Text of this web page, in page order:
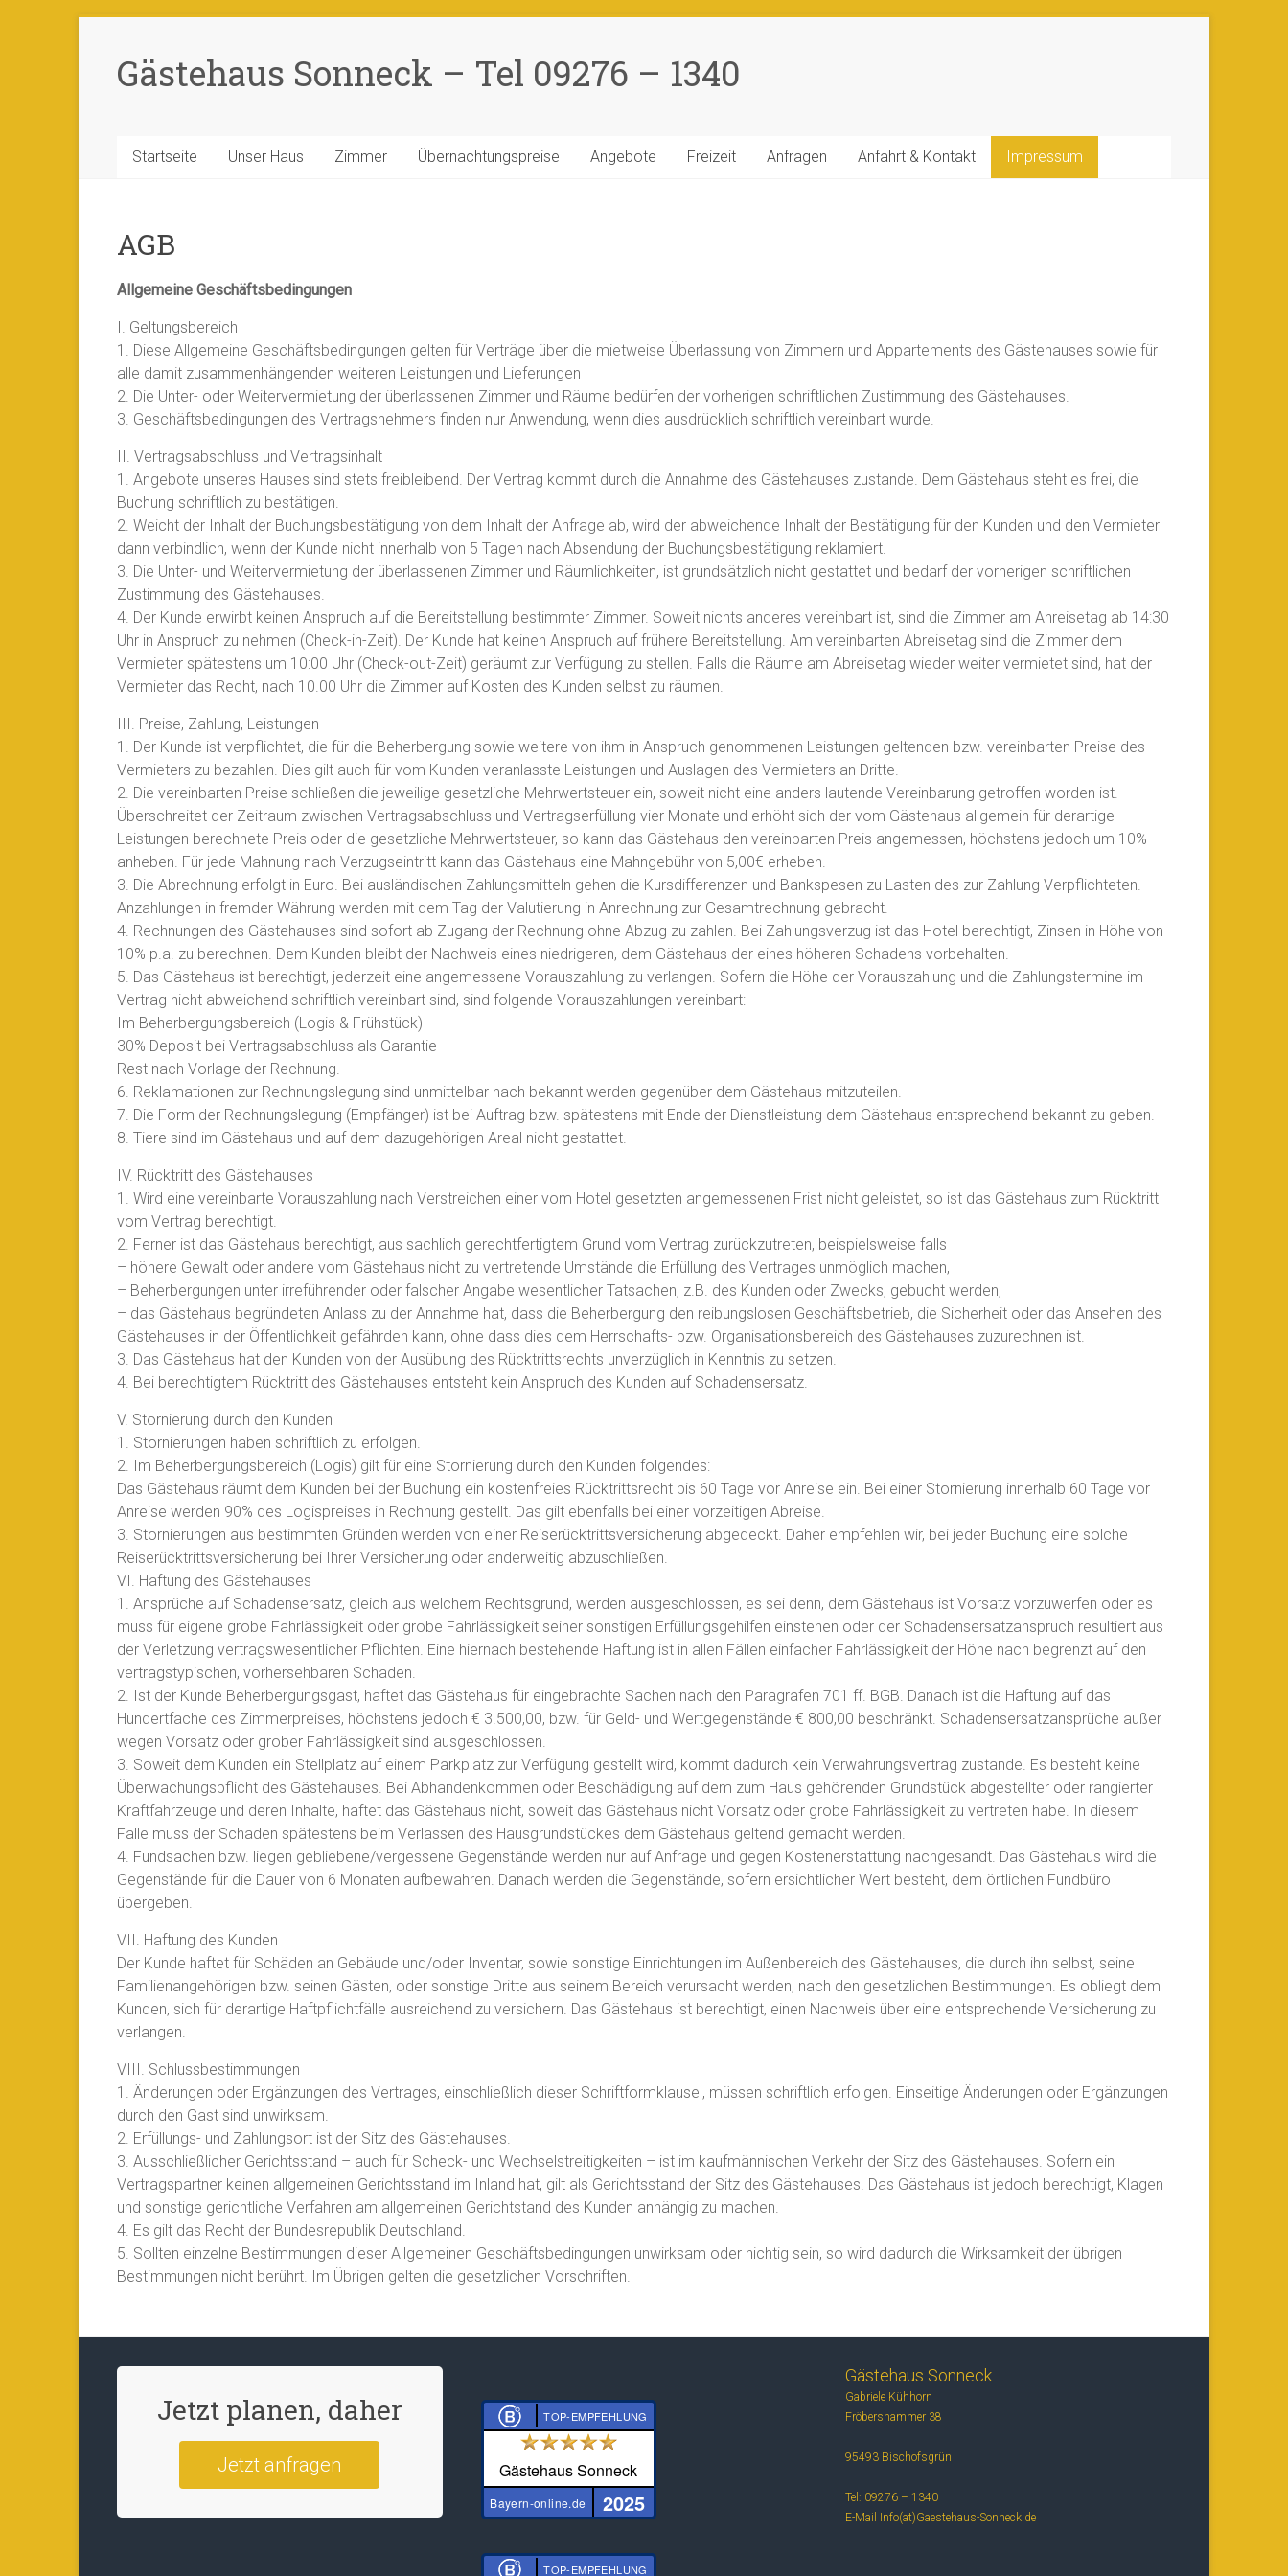
springenGästehaus Sonneck – Tel 09276 – 1340
Startseite Unser Haus Zimmer Übernachtungspreise Angebote Freizeit Anfragen Anfahrt & Kontakt Impressum
AGB
Allgemeine Geschäftsbedingungen
I. Geltungsbereich
1. Diese Allgemeine Geschäftsbedingungen gelten für Verträge über die mietweise Überlassung von Zimmern und Appartements des Gästehauses sowie für
alle damit zusammenhängenden weiteren Leistungen und Lieferungen
2. Die Unter- oder Weitervermietung der überlassenen Zimmer und Räume bedürfen der vorherigen schriftlichen Zustimmung des Gästehauses.
3. Geschäftsbedingungen des Vertragsnehmers finden nur Anwendung, wenn dies ausdrücklich schriftlich vereinbart wurde.
II. Vertragsabschluss und Vertragsinhalt
1. Angebote unseres Hauses sind stets freibleibend. Der Vertrag kommt durch die Annahme des Gästehauses zustande. Dem Gästehaus steht es frei, die
Buchung schriftlich zu bestätigen.
2. Weicht der Inhalt der Buchungsbestätigung von dem Inhalt der Anfrage ab, wird der abweichende Inhalt der Bestätigung für den Kunden und den Vermieter
dann verbindlich, wenn der Kunde nicht innerhalb von 5 Tagen nach Absendung der Buchungsbestätigung reklamiert.
3. Die Unter- und Weitervermietung der überlassenen Zimmer und Räumlichkeiten, ist grundsätzlich nicht gestattet und bedarf der vorherigen schriftlichen
Zustimmung des Gästehauses.
4. Der Kunde erwirbt keinen Anspruch auf die Bereitstellung bestimmter Zimmer. Soweit nichts anderes vereinbart ist, sind die Zimmer am Anreisetag ab 14:30
Uhr in Anspruch zu nehmen (Check-in-Zeit). Der Kunde hat keinen Anspruch auf frühere Bereitstellung. Am vereinbarten Abreisetag sind die Zimmer dem
Vermieter spätestens um 10:00 Uhr (Check-out-Zeit) geräumt zur Verfügung zu stellen. Falls die Räume am Abreisetag wieder weiter vermietet sind, hat der
Vermieter das Recht, nach 10.00 Uhr die Zimmer auf Kosten des Kunden selbst zu räumen.
III. Preise, Zahlung, Leistungen
1. Der Kunde ist verpflichtet, die für die Beherbergung sowie weitere von ihm in Anspruch genommenen Leistungen geltenden bzw. vereinbarten Preise des
Vermieters zu bezahlen. Dies gilt auch für vom Kunden veranlasste Leistungen und Auslagen des Vermieters an Dritte.
2. Die vereinbarten Preise schließen die jeweilige gesetzliche Mehrwertsteuer ein, soweit nicht eine anders lautende Vereinbarung getroffen worden ist.
Überschreitet der Zeitraum zwischen Vertragsabschluss und Vertragserfüllung vier Monate und erhöht sich der vom Gästehaus allgemein für derartige
Leistungen berechnete Preis oder die gesetzliche Mehrwertsteuer, so kann das Gästehaus den vereinbarten Preis angemessen, höchstens jedoch um 10%
anheben. Für jede Mahnung nach Verzugseintritt kann das Gästehaus eine Mahngebühr von 5,00€ erheben.
3. Die Abrechnung erfolgt in Euro. Bei ausländischen Zahlungsmitteln gehen die Kursdifferenzen und Bankspesen zu Lasten des zur Zahlung Verpflichteten.
Anzahlungen in fremder Währung werden mit dem Tag der Valutierung in Anrechnung zur Gesamtrechnung gebracht.
4. Rechnungen des Gästehauses sind sofort ab Zugang der Rechnung ohne Abzug zu zahlen. Bei Zahlungsverzug ist das Hotel berechtigt, Zinsen in Höhe von
10% p.a. zu berechnen. Dem Kunden bleibt der Nachweis eines niedrigeren, dem Gästehaus der eines höheren Schadens vorbehalten.
5. Das Gästehaus ist berechtigt, jederzeit eine angemessene Vorauszahlung zu verlangen. Sofern die Höhe der Vorauszahlung und die Zahlungstermine im
Vertrag nicht abweichend schriftlich vereinbart sind, sind folgende Vorauszahlungen vereinbart:
Im Beherbergungsbereich (Logis & Frühstück)
30% Deposit bei Vertragsabschluss als Garantie
Rest nach Vorlage der Rechnung.
6. Reklamationen zur Rechnungslegung sind unmittelbar nach bekannt werden gegenüber dem Gästehaus mitzuteilen.
7. Die Form der Rechnungslegung (Empfänger) ist bei Auftrag bzw. spätestens mit Ende der Dienstleistung dem Gästehaus entsprechend bekannt zu geben.
8. Tiere sind im Gästehaus und auf dem dazugehörigen Areal nicht gestattet.
IV. Rücktritt des Gästehauses
1. Wird eine vereinbarte Vorauszahlung nach Verstreichen einer vom Hotel gesetzten angemessenen Frist nicht geleistet, so ist das Gästehaus zum Rücktritt
vom Vertrag berechtigt.
2. Ferner ist das Gästehaus berechtigt, aus sachlich gerechtfertigtem Grund vom Vertrag zurückzutreten, beispielsweise falls
– höhere Gewalt oder andere vom Gästehaus nicht zu vertretende Umstände die Erfüllung des Vertrages unmöglich machen,
– Beherbergungen unter irreführender oder falscher Angabe wesentlicher Tatsachen, z.B. des Kunden oder Zwecks, gebucht werden,
– das Gästehaus begründeten Anlass zu der Annahme hat, dass die Beherbergung den reibungslosen Geschäftsbetrieb, die Sicherheit oder das Ansehen des
Gästehauses in der Öffentlichkeit gefährden kann, ohne dass dies dem Herrschafts- bzw. Organisationsbereich des Gästehauses zuzurechnen ist.
3. Das Gästehaus hat den Kunden von der Ausübung des Rücktrittsrechts unverzüglich in Kenntnis zu setzen.
4. Bei berechtigtem Rücktritt des Gästehauses entsteht kein Anspruch des Kunden auf Schadensersatz.
V. Stornierung durch den Kunden
1. Stornierungen haben schriftlich zu erfolgen.
2. Im Beherbergungsbereich (Logis) gilt für eine Stornierung durch den Kunden folgendes:
Das Gästehaus räumt dem Kunden bei der Buchung ein kostenfreies Rücktrittsrecht bis 60 Tage vor Anreise ein. Bei einer Stornierung innerhalb 60 Tage vor
Anreise werden 90% des Logispreises in Rechnung gestellt. Das gilt ebenfalls bei einer vorzeitigen Abreise.
3. Stornierungen aus bestimmten Gründen werden von einer Reiserücktrittsversicherung abgedeckt. Daher empfehlen wir, bei jeder Buchung eine solche
Reiserücktrittsversicherung bei Ihrer Versicherung oder anderweitig abzuschließen.
VI. Haftung des Gästehauses
1. Ansprüche auf Schadensersatz, gleich aus welchem Rechtsgrund, werden ausgeschlossen, es sei denn, dem Gästehaus ist Vorsatz vorzuwerfen oder es
muss für eigene grobe Fahrlässigkeit oder grobe Fahrlässigkeit seiner sonstigen Erfüllungsgehilfen einstehen oder der Schadensersatzanspruch resultiert aus
der Verletzung vertragswesentlicher Pflichten. Eine hiernach bestehende Haftung ist in allen Fällen einfacher Fahrlässigkeit der Höhe nach begrenzt auf den
vertragstypischen, vorhersehbaren Schaden.
2. Ist der Kunde Beherbergungsgast, haftet das Gästehaus für eingebrachte Sachen nach den Paragrafen 701 ff. BGB. Danach ist die Haftung auf das
Hundertfache des Zimmerpreises, höchstens jedoch € 3.500,00, bzw. für Geld- und Wertgegenstände € 800,00 beschränkt. Schadensersatzansprüche außer
wegen Vorsatz oder grober Fahrlässigkeit sind ausgeschlossen.
3. Soweit dem Kunden ein Stellplatz auf einem Parkplatz zur Verfügung gestellt wird, kommt dadurch kein Verwahrungsvertrag zustande. Es besteht keine
Überwachungspflicht des Gästehauses. Bei Abhandenkommen oder Beschädigung auf dem zum Haus gehörenden Grundstück abgestellter oder rangierter
Kraftfahrzeuge und deren Inhalte, haftet das Gästehaus nicht, soweit das Gästehaus nicht Vorsatz oder grobe Fahrlässigkeit zu vertreten habe. In diesem
Falle muss der Schaden spätestens beim Verlassen des Hausgrundstückes dem Gästehaus geltend gemacht werden.
4. Fundsachen bzw. liegen gebliebene/vergessene Gegenstände werden nur auf Anfrage und gegen Kostenerstattung nachgesandt. Das Gästehaus wird die
Gegenstände für die Dauer von 6 Monaten aufbewahren. Danach werden die Gegenstände, sofern ersichtlicher Wert besteht, dem örtlichen Fundbüro
übergeben.
VII. Haftung des Kunden
Der Kunde haftet für Schäden an Gebäude und/oder Inventar, sowie sonstige Einrichtungen im Außenbereich des Gästehauses, die durch ihn selbst, seine
Familienangehörigen bzw. seinen Gästen, oder sonstige Dritte aus seinem Bereich verursacht werden, nach den gesetzlichen Bestimmungen. Es obliegt dem
Kunden, sich für derartige Haftpflichtfälle ausreichend zu versichern. Das Gästehaus ist berechtigt, einen Nachweis über eine entsprechende Versicherung zu
verlangen.
VIII. Schlussbestimmungen
1. Änderungen oder Ergänzungen des Vertrages, einschließlich dieser Schriftformklausel, müssen schriftlich erfolgen. Einseitige Änderungen oder Ergänzungen
durch den Gast sind unwirksam.
2. Erfüllungs- und Zahlungsort ist der Sitz des Gästehauses.
3. Ausschließlicher Gerichtsstand – auch für Scheck- und Wechselstreitigkeiten – ist im kaufmännischen Verkehr der Sitz des Gästehauses. Sofern ein
Vertragspartner keinen allgemeinen Gerichtsstand im Inland hat, gilt als Gerichtsstand der Sitz des Gästehauses. Das Gästehaus ist jedoch berechtigt, Klagen
und sonstige gerichtliche Verfahren am allgemeinen Gerichtstand des Kunden anhängig zu machen.
4. Es gilt das Recht der Bundesrepublik Deutschland.
5. Sollten einzelne Bestimmungen dieser Allgemeinen Geschäftsbedingungen unwirksam oder nichtig sein, so wird dadurch die Wirksamkeit der übrigen
Bestimmungen nicht berührt. Im Übrigen gelten die gesetzlichen Vorschriften.
Jetzt planen, daher
Jetzt anfragen
TOP-EMPFEHLUNG
Gästehaus Sonneck
Bayern-online.de 2025
TOP-EMPFEHLUNG
Gästehaus Sonneck
Gabriele Kühhorn
Fröbershammer 38
95493 Bischofsgrün
Tel: 09276 – 1340
E-Mail Info(at)Gaestehaus-Sonneck.de